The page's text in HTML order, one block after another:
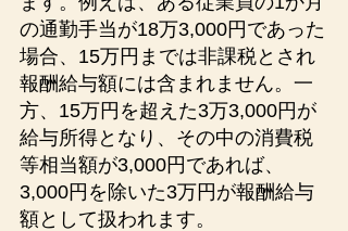
の通勤手当が18万3,000円であった
場合、15万円までは非課税とされ
報酬給与額には含まれません。一
方、15万円を超えた3万3,000円が
給与所得となり、その中の消費税
等相当額が3,000円であれば、
3,000円を除いた3万円が報酬給与
額として扱われます。